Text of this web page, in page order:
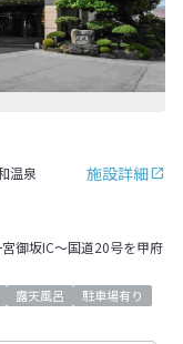
施設詳細
温泉
御坂IC～国道20号を甲府
露天風呂
駐車場有り